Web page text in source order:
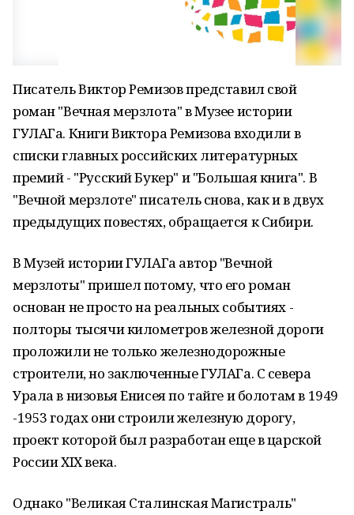
Писатель Виктор Ремизов представил свой
роман "Вечная мерзлота" в Музее истории
ГУЛАГа. Книги Виктора Ремизова входили в
списки главных российских литературных
премий - "Русский Букер" и "Большая книга". В
"Вечной мерзлоте" писатель снова, как и в двух
предыдущих повестях, обращается к Сибири.
В Музей истории ГУЛАГа автор "Вечной
мерзлоты" пришел потому, что его роман
основан не просто на реальных событиях -
полторы тысячи километров железной дороги
проложили не только железнодорожные
строители, но заключенные ГУЛАГа. С севера
Урала в низовья Енисея по тайге и болотам в 1949
-1953 годах они строили железную дорогу,
проект которой был разработан еще в царской
России ХIХ века.
Однако "Великая Сталинская Магистраль"